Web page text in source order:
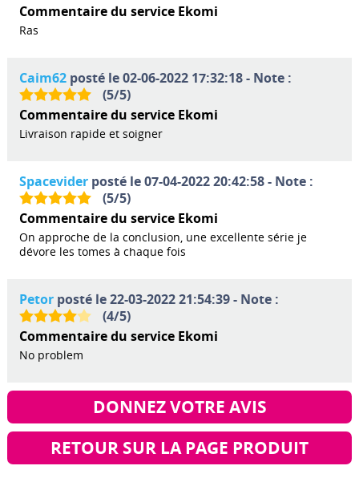
Commentaire du service Ekomi
Ras
Caim62posté le 02-06-2022 17:32:18 - Note :
(5/5)
Commentaire du service Ekomi
Livraison rapide et soigner
Spaceviderposté le 07-04-2022 20:42:58 - Note :
(5/5)
Commentaire du service Ekomi
On approche de la conclusion, une excellente série je
dévore les tomes à chaque fois
Petorposté le 22-03-2022 21:54:39 - Note :
(4/5)
Commentaire du service Ekomi
No problem
DONNEZ VOTRE AVIS
RETOUR SUR LA PAGE PRODUIT